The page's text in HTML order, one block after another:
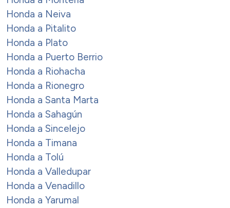
Honda a Neiva
Honda a Pitalito
Honda a Plato
Honda a Puerto Berrio
Honda a Riohacha
Honda a Rionegro
Honda a Santa Marta
Honda a Sahagún
Honda a Sincelejo
Honda a Timana
Honda a Tolú
Honda a Valledupar
Honda a Venadillo
Honda a Yarumal